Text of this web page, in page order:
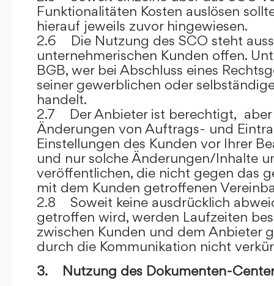
Funktionalitäten Kosten auslösen
hierauf jeweils zuvor hingewiesen.
2.6 Die Nutzung des SCO steht
unternehmerischen Kunden offen.
BGB, wer bei Abschluss eines
seiner gewerblichen oder
handelt.
2.7 Der Anbieter ist berechtigt,
Änderungen von Auftrags- und
Einstellungen des Kunden vor Ihrer
und nur solche Änderungen/Inhalte
veröffentlichen, die nicht gegen das
mit dem Kunden getroffenen
2.8 Soweit keine ausdrücklich
getroffen wird, werden Laufzeiten
zwischen Kunden und dem Anbieter
durch die Kommunikation nicht
3. Nutzung des Dokumenten-